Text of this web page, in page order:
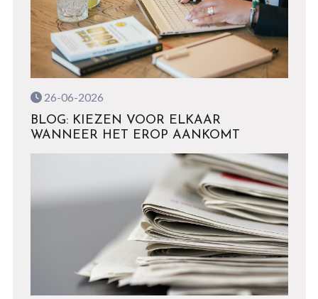
26-06-2026
BLOG: KIEZEN VOOR ELKAAR
WANNEER HET EROP AANKOMT